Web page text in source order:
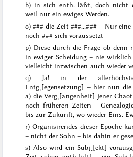
b) in sich enth. läßt, doch nicht
weil nur ein ewiges Werden.
o)### die Zeit###...### – Nur eine
noch### sich voraussetzt
p) Diesedurch die Frage ob denn
in ewiger Scheidung – nie wirklich
vielleicht inzwischen auch wieder
q) Ja! in der
Entg˖[egensetzung] – hier nun
a) die Verg˖[angenheit] jener
nochfrüheren Zeiten –
bis zur Zukunft, wo wieder Eins.
r) Organisirendes dieser Epoche
– nicht der Sohn – bis dahin er
s) Also wird ein Subj˖[ekt]